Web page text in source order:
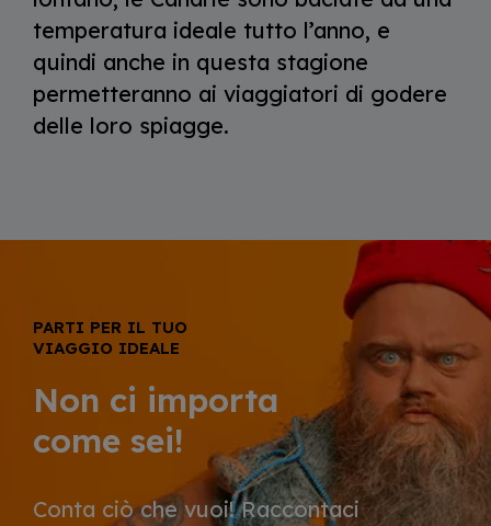
temperatura ideale tutto l’anno, e
quindi anche in questa stagione
permetteranno ai viaggiatori di godere
delle loro spiagge.
PARTI PER IL TUO
VIAGGIO IDEALE
Non ci importa
come sei!
Conta ciò che vuoi! Raccontaci